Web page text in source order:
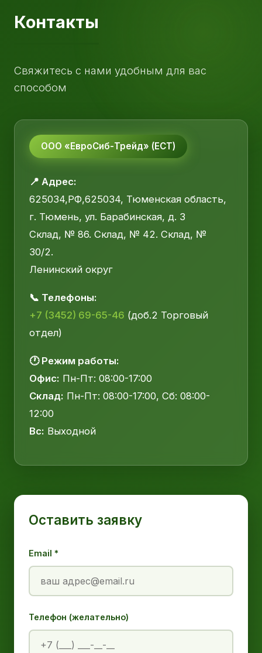
Контакты
Свяжитесь с нами удобным для вас
способом
ООО «ЕвроСиб-Трейд» (ЕСТ)
📍 Адрес:
625034,РФ,625034, Тюменская область,
г. Тюмень, ул. Барабинская, д. 3
Склад, № 86. Склад, № 42. Склад, №
30/2.
Ленинский округ
📞 Телефоны:
+7 (3452) 69-65-46 (доб.2 Торговый
отдел)
🕐 Режим работы:
Офис: Пн-Пт: 08:00-17:00
Склад: Пн-Пт: 08:00-17:00, Сб: 08:00-
12:00
Вс: Выходной
Оставить заявку
Email *
Телефон (желательно)